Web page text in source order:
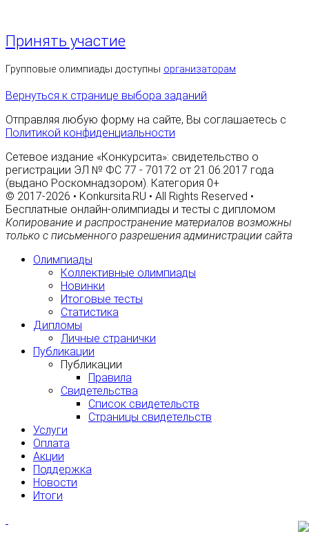
Принять участие
Групповые олимпиады доступны организаторам
Вернуться к странице выбора заданий
Отправляя любую форму на сайте, Вы соглашаетесь с
Политикой конфиденциальности
Сетевое издание «Конкурсита»: свидетельство о
регистрации ЭЛ № ФС 77 - 70172 от 21.06.2017 года
(выдано Роскомнадзором). Категория 0+
© 2017-2026 • Konkursita.RU • All Rights Reserved •
Бесплатные онлайн-олимпиады и тесты с дипломом
Копирование и распространение материалов возможны
только с письменного разрешения администрации сайта
Олимпиады
Коллективные олимпиады
Новинки
Итоговые тесты
Статистика
Дипломы
Личные странички
Публикации
Публикации
Правила
Свидетельства
Список свидетельств
Страницы свидетельств
Услуги
Оплата
Акции
Поддержка
Новости
Итоги